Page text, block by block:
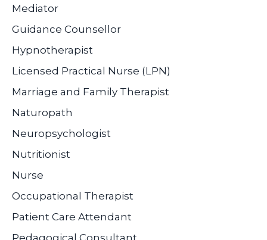
Mediator
Guidance Counsellor
Hypnotherapist
Licensed Practical Nurse (LPN)
Marriage and Family Therapist
Naturopath
Neuropsychologist
Nutritionist
Nurse
Occupational Therapist
Patient Care Attendant
Pedagogical Consultant